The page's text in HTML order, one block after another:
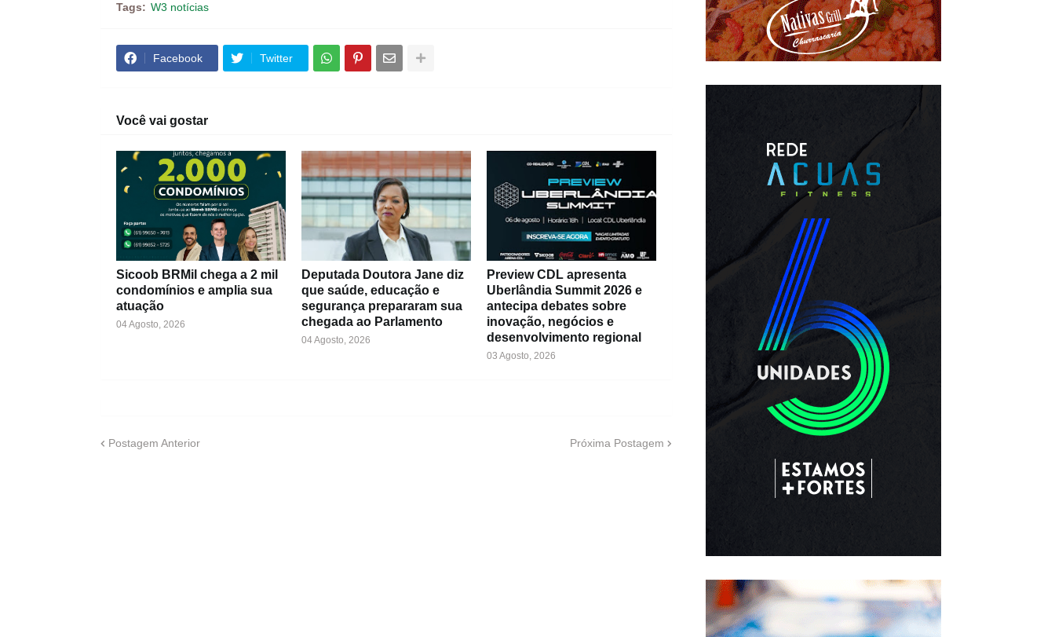
Tags: W3 notícias
Facebook Twitter
Você vai gostar
Sicoob BRMil chega a 2 mil
condomínios e amplia sua
atuação
04 Agosto, 2026
Deputada Doutora Jane diz
que saúde, educação e
segurança prepararam sua
chegada ao Parlamento
04 Agosto, 2026
Preview CDL apresenta
Uberlândia Summit 2026 e
antecipa debates sobre
inovação, negócios e
desenvolvimento regional
03 Agosto, 2026
Postagem Anterior Próxima Postagem